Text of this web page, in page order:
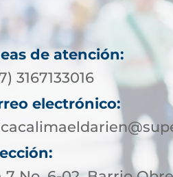
de atención:
3167133016
electrónico: